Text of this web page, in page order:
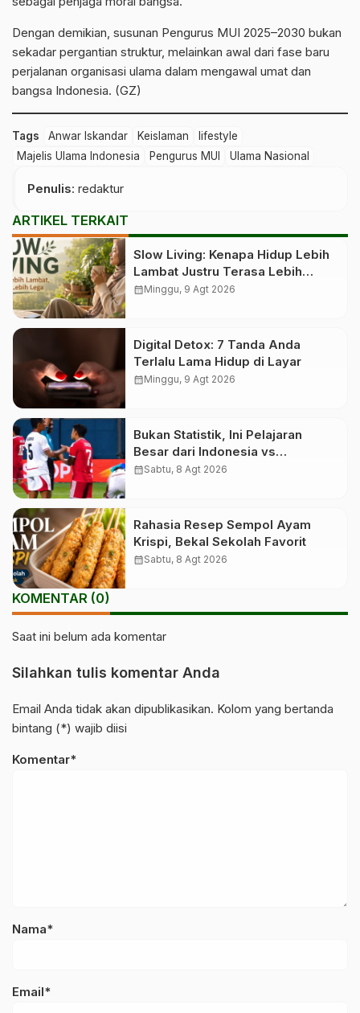
Dengan demikian, susunan Pengurus MUI 2025–2030 bukan
sekadar pergantian struktur, melainkan awal dari fase baru
perjalanan organisasi ulama dalam mengawal umat dan
bangsa Indonesia. (GZ)
Tags Anwar Iskandar Keislaman
lifestyle
Majelis Ulama Indonesia
Pengurus MUI Ulama Nasional
Penulis: redaktur
ARTIKEL TERKAIT
Slow Living: Kenapa Hidup Lebih
Lambat Justru Terasa Lebih
Lega?
calendar_monthMinggu, 9 Agt 2026
Digital Detox: 7 Tanda Anda
Terlalu Lama Hidup di Layar
calendar_monthMinggu, 9 Agt 2026
Bukan Statistik, Ini Pelajaran
Besar dari Indonesia vs
Singapura
calendar_monthSabtu, 8 Agt 2026
Rahasia Resep Sempol Ayam
Krispi, Bekal Sekolah Favorit
calendar_monthSabtu, 8 Agt 2026
KOMENTAR (0)
Saat ini belum ada komentar
Silahkan tulis komentar Anda
Email Anda tidak akan dipublikasikan. Kolom yang bertanda
bintang (*) wajib diisi
Komentar*
Nama*
Email*